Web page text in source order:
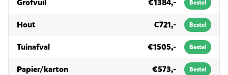
Grofvuil €1384,- Bestel
Houtin 20m³ €721,- Bestel
Tuinafvalin 20m³ €1505,- Bestel
Papier/kartonin 20m³ €573,- Bestel